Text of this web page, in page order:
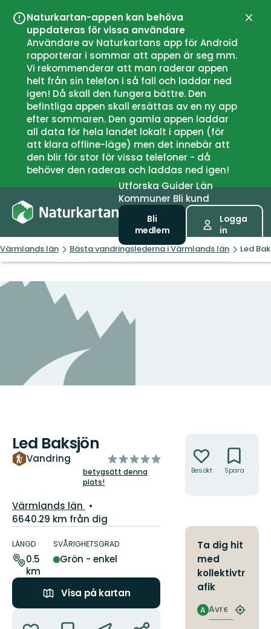
Naturkartan-appen kan behöva
uppdateras för vissa användare
Användare av Naturkartans app för Android
rapporterar i sommar att appen är seg mm.
Vi rekommenderar att man raderar appen
helt från sin telefon i så fall och laddar ned
igen! Då skall den fungera bättre. Den
befintliga appen skall ersättas av en ny app
efter sommaren. Den gamla appen laddar
all data för hela landet lokalt i appen (för
att klara offline-läge) men det innebär att
den blir för stor för vissa telefoner - då
behöver den raderas och laddas ned igen!
UtforskaGuiderLän
Kommuner Bli kund
Bli
medlem
Logga
in
Värmlands län Bästa vandringslederna i Värmlands län Led
Led Baksjön
Vandring
av
5
betygsätt denna
plats!
Län:
Värmlands län
6640.29 km från dig
om
leden
LÄNGD
0.5
km
SVÅRIGHETSGRAD
Grön - enkel
Visa på kartan
Besökt Spara
Ta dig hit
med
kollektivtr
afik
Avresa
A
Hitta